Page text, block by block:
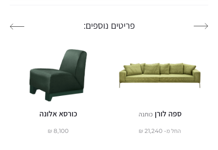
פריטים נוספים:
ספה לורןכותנה
החל מ- 21,240
₪
כורסא אלונה
8,100
₪